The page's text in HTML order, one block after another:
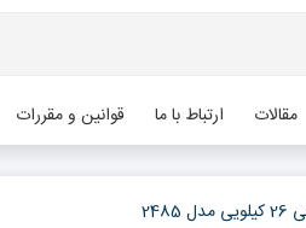
مقالات ارتباط با ما قوانین و مقررات